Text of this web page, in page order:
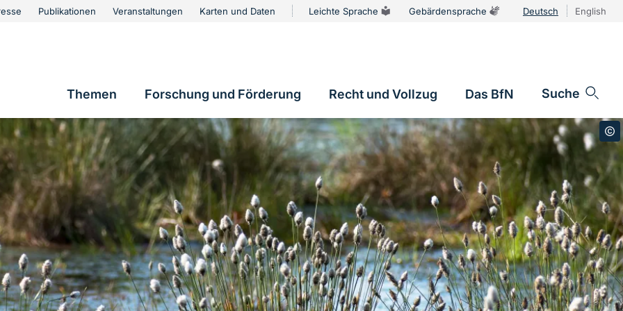
Publikationen Veranstaltungen Karten und Daten Leichte Sprache Gebärdensprache Deutsch English
Hauptnavigation
Themen Forschung und Förderung Recht und Vollzug Das BfN Suche